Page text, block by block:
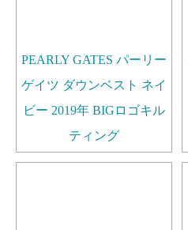
PEARLY GATES パーリー
ゲイツ ダウンベスト ネイ
ビー 2019年 BIGロゴキル
ティング